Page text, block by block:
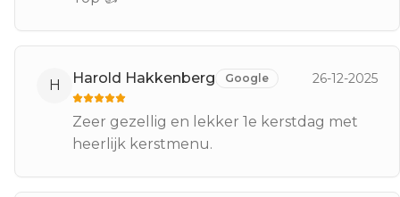
H Harold Hakkenberg Google 26-12-2025
Zeer gezellig en lekker 1e kerstdag met
heerlijk kerstmenu.